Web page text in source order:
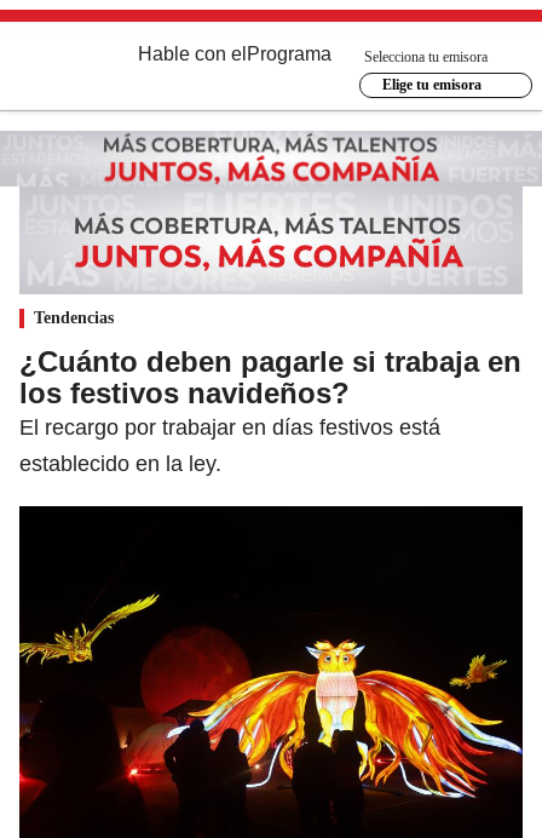
Hable con el Programa
Selecciona tu emisora
Elige tu emisora
Tendencias
¿Cuánto deben pagarle si trabaja en
los festivos navideños?
El recargo por trabajar en días festivos está
establecido en la ley.